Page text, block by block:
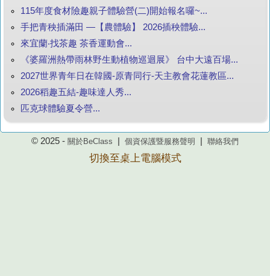
115年度食材險趣親子體驗營(二)開始報名囉~...
手把青秧插滿田 —【農體驗】 2026插秧體驗...
來宜蘭‧找茶趣 茶香運動會...
《婆羅洲熱帶雨林野生動植物巡迴展》 台中大遠百場...
2027世界青年日在韓國-原青同行-天主教會花蓮教區...
2026稻趣五結-趣味達人秀...
匹克球體驗夏令營...
© 2025 - 關於BeClass 個資保護暨服務聲明 聯絡我們
切換至桌上電腦模式